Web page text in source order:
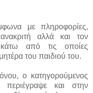
με πληροφορίες,
αλλά και τον
κάτω από τις οποίες
του παιδιού του.
ο κατηγορούμενος
και στην